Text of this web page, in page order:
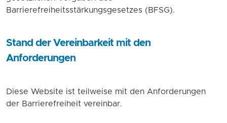
Barrierefreiheitsstärkungsgesetzes (BFSG).
Stand der Vereinbarkeit mit den
Anforderungen
Diese Website ist teilweise mit den Anforderungen
der Barrierefreiheit vereinbar.